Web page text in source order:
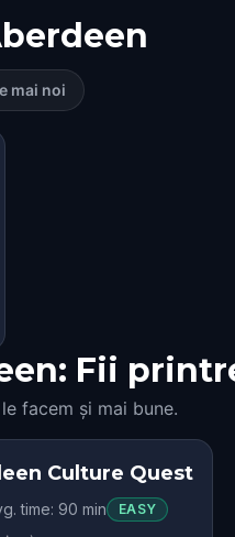
mai noi
Fii
facem și mai bune.
Culture Quest
time: 90 min EASY